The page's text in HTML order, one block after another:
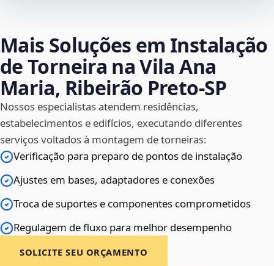
Mais Soluções em Instalação
de Torneira na Vila Ana
Maria, Ribeirão Preto‑SP
Nossos especialistas atendem residências,
estabelecimentos e edifícios, executando diferentes
serviços voltados à montagem de torneiras:
Verificação para preparo de pontos de instalação
Ajustes em bases, adaptadores e conexões
Troca de suportes e componentes comprometidos
Regulagem de fluxo para melhor desempenho
SOLICITE SEU ORÇAMENTO